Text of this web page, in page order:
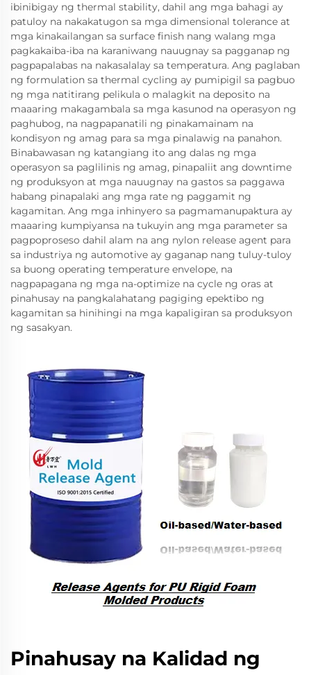
ibinibigay ng thermal stability, dahil ang mga bahagi ay
patuloy na nakakatugon sa mga dimensional tolerance at
mga kinakailangan sa surface finish nang walang mga
pagkakaiba-iba na karaniwang nauugnay sa pagganap ng
pagpapalabas na nakasalalay sa temperatura. Ang paglaban
ng formulation sa thermal cycling ay pumipigil sa pagbuo
ng mga natitirang pelikula o malagkit na deposito na
maaaring makagambala sa mga kasunod na operasyon ng
paghubog, na nagpapanatili ng pinakamainam na
kondisyon ng amag para sa mga pinalawig na panahon.
Binabawasan ng katangiang ito ang dalas ng mga
operasyon sa paglilinis ng amag, pinapaliit ang downtime
ng produksyon at mga nauugnay na gastos sa paggawa
habang pinapalaki ang mga rate ng paggamit ng
kagamitan. Ang mga inhinyero sa pagmamanupaktura ay
maaaring kumpiyansa na tukuyin ang mga parameter sa
pagpoproseso dahil alam na ang nylon release agent para
sa industriya ng automotive ay gaganap nang tuluy-tuloy
sa buong operating temperature envelope, na
nagpapagana ng mga na-optimize na cycle ng oras at
pinahusay na pangkalahatang pagiging epektibo ng
kagamitan sa hinihingi na mga kapaligiran sa produksyon
ng sasakyan.
Pinahusay na Kalidad ng